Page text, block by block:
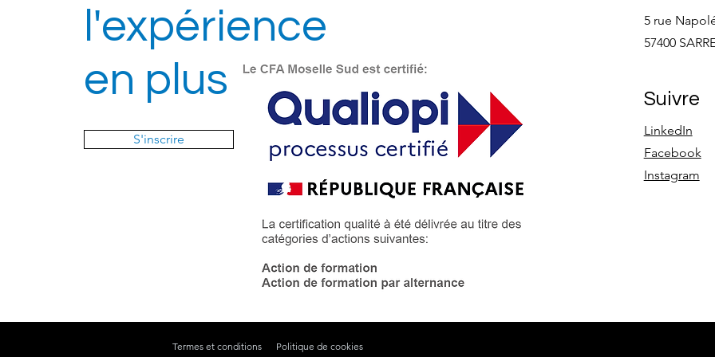
l'expérience
en plus !
S'inscrire
5 rue
57400
Suivre
LinkedIn
Facebook
Instagram
Termes et conditions
Politique de cookies